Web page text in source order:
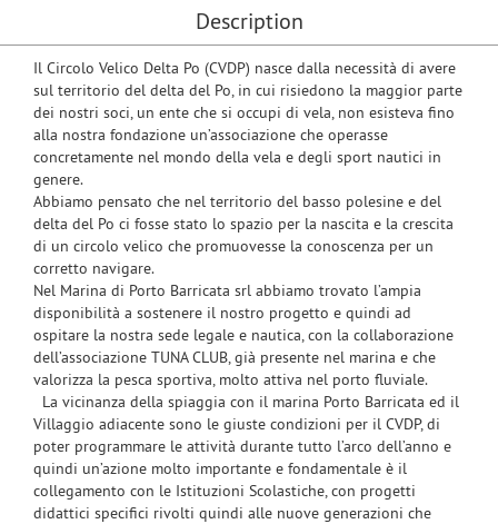
Description
Il Circolo Velico Delta Po (CVDP) nasce dalla necessità di avere
sul territorio del delta del Po, in cui risiedono la maggior parte
dei nostri soci, un ente che si occupi di vela, non esisteva fino
alla nostra fondazione un’associazione che operasse
concretamente nel mondo della vela e degli sport nautici in
genere.
Abbiamo pensato che nel territorio del basso polesine e del
delta del Po ci fosse stato lo spazio per la nascita e la crescita
di un circolo velico che promuovesse la conoscenza per un
corretto navigare.
Nel Marina di Porto Barricata srl abbiamo trovato l’ampia
disponibilità a sostenere il nostro progetto e quindi ad
ospitare la nostra sede legale e nautica, con la collaborazione
dell’associazione TUNA CLUB, già presente nel marina e che
valorizza la pesca sportiva, molto attiva nel porto fluviale.
La vicinanza della spiaggia con il marina Porto Barricata ed il
Villaggio adiacente sono le giuste condizioni per il CVDP, di
poter programmare le attività durante tutto l’arco dell’anno e
quindi un’azione molto importante e fondamentale è il
collegamento con le Istituzioni Scolastiche, con progetti
didattici specifici rivolti quindi alle nuove generazioni che